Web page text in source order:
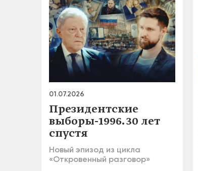
01.07.2026
Президентские
выборы-1996. 30 лет
спустя
Новый эпизод из цикла
«Откровенный разговор»